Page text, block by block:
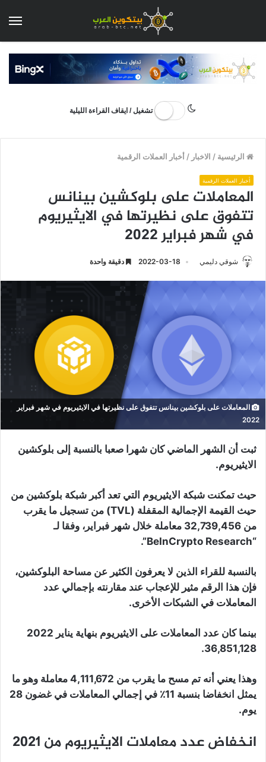
تشغيل / ايقاف القراءة الليلية
الرئيسية / الاخبار /أخبار العملات الرقمية
أخبار العملات الرقمية
المعاملات على بلوكشين بينانس
تتفوق على نظيرتها في الايثيريوم
في شهر فبراير 2022
شوقي دليمي 2022-03-18 دقيقة واحدة
المعاملات على بلوكشين بينانس تتفوق على نظيرتها في الايثيريوم في شهر فبراير
2022
ثبت أن الشهر الماضي كان شهرا صعبا بالنسبة إلى بلوكشين
الايثيريوم.
حيث تمكنت شبكة الايثيريوم التي تعد أكبر شبكة بلوكشين من
حيث القيمة الإجمالية المقفلة (TVL) من تسجيل ما يقرب
من 32,739,456 معاملة خلال شهر فبراير، وفقا لـ
“BeInCrypto Research”.
بالنسبة للقراء الذين لا يعرفون الكثير عن مساحة البلوكشين،
فإن هذا الرقم مثير للإعجاب عند مقارنته بإجمالي عدد
المعاملات في الشبكات الأخرى.
بينما كان عدد المعاملات على الايثيريوم بنهاية يناير 2022
36,851,128.
وهذا يعني أنه تم مسح ما يقرب من 4,111,672 معاملة وهو ما
يمثل انخفاضا بنسبة 11٪ في إجمالي المعاملات في غضون 28
يوم.
انخفاض عدد معاملات الايثيريوم من 2021